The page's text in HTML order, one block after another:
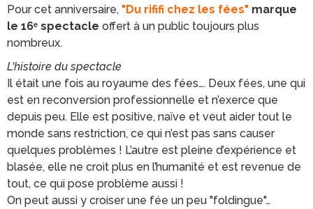
Pour cet anniversaire, "Du rififi chez les fées" marque
le 16ᵉ spectacle offert à un public toujours plus
nombreux.
L'histoire du spectacle
Il était une fois au royaume des fées…. Deux fées, une qui
est en reconversion professionnelle et n’exerce que
depuis peu. Elle est positive, naïve et veut aider tout le
monde sans restriction, ce qui n’est pas sans causer
quelques problèmes ! L’autre est pleine d’expérience et
blasée, elle ne croit plus en l’humanité et est revenue de
tout, ce qui pose problème aussi !
On peut aussi y croiser une fée un peu "foldingue"…